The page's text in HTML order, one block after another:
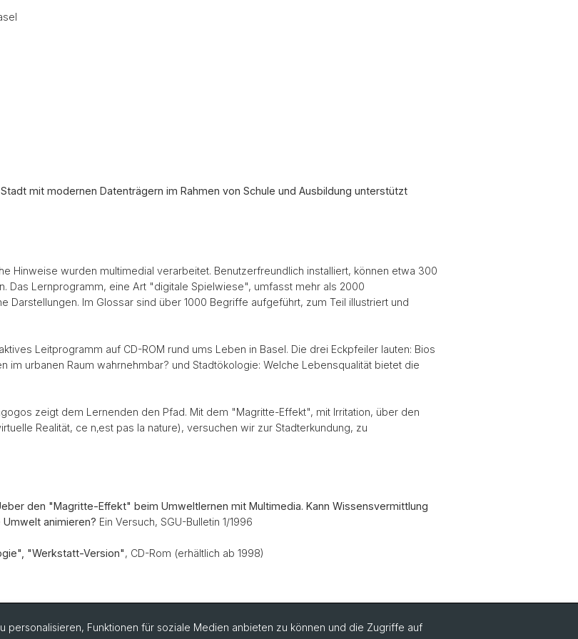
mit modernen Datenträgern im Rahmen von Schule und Ausbildung unterstützt
Hinweise wurden multimedial verarbeitet. Benutzerfreundlich installiert, können etwa 300
Das Lernprogramm, eine Art "digitale Spielwiese", umfasst mehr als 2000
Darstellungen. Im Glossar sind über 1000 Begriffe aufgeführt, zum Teil illustriert und
Leitprogramm auf CD-ROM rund ums Leben in Basel. Die drei Eckpfeiler lauten: Bios
im urbanen Raum wahrnehmbar? und Stadtökologie: Welche Lebensqualität bietet die
zeigt dem Lernenden den Pfad. Mit dem "Magritte-Effekt", mit Irritation, über den
Realität, ce n‚est pas la nature), versuchen wir zur Stadterkundung, zu
den "Magritte-Effekt" beim Umweltlernen mit Multimedia. Kann Wissensvermittlung
animieren? Ein Versuch, SGU-Bulletin 1/1996
"Werkstatt-Version", CD-Rom (erhältlich ab 1998)
personalisieren, Funktionen für soziale Medien anbieten zu können und die Zugriffe auf